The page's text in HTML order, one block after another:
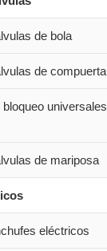
de bola
de compuerta
universales
de mariposa
eléctricos